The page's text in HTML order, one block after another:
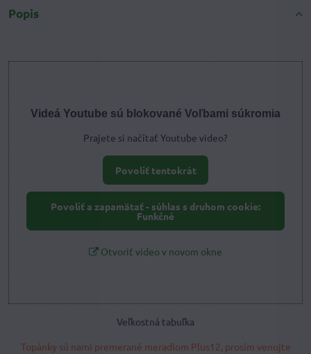
Popis
Videá Youtube sú blokované Voľbami súkromia
Prajete si načítať Youtube video?
Povoliť tentokrát
Povoliť a zapamätať - súhlas s druhom cookie:
Funkčné
Otvoriť video v novom okne
Veľkostná tabuľka
Topánky sú nami premerané meradlom Plus12, prosím venujte